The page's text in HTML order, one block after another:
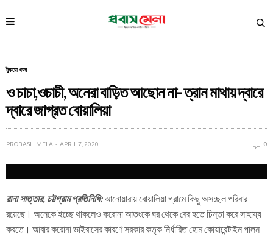
টুকরো খবর
ও চাচা,ওচাচী, অনেরা বাড়িত আছোন না- ত্রান মাথায় দ্বারে
দ্বারে জাগ্রত বোয়ালিয়া
PROBASH MELA APRIL 7, 2020 0
রানা সাত্তার, চট্টগ্রাম প্রতিনিধি:আনোয়ারায় বোয়ালিয়া গ্রামে কিছু অসচ্ছল পরিবার
রয়েছে। অনেকে ইচ্ছে থাকলেও করোনা আতংকে ঘর থেকে বের হতে চিন্তা করে সাহায্য
করতে। আবার করোনা ভাইরাসের কারণে সরকার কতৃক নির্ধারিত হোম কোয়ারেন্টাইন পালন